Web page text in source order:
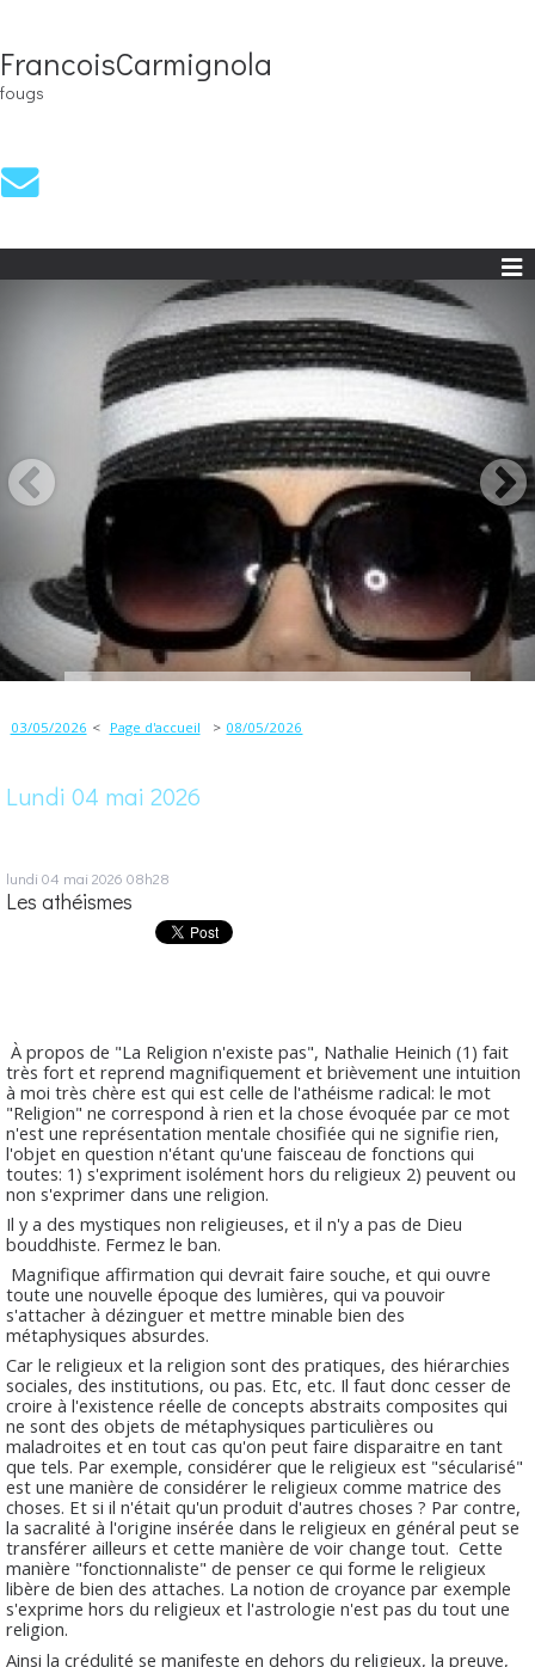
FrancoisCarmignola
fougs
03/05/2026 Page d'accueil 08/05/2026
Lundi 04 mai 2026
lundi 04 mai 2026 08h28
Les athéismes
À propos de "La Religion n'existe pas", Nathalie Heinich (1) fait
très fort et reprend magnifiquement et brièvement une intuition
à moi très chère est qui est celle de l'athéisme radical: le mot
"Religion" ne correspond à rien et la chose évoquée par ce mot
n'est une représentation mentale chosifiée qui ne signifie rien,
l'objet en question n'étant qu'une faisceau de fonctions qui
toutes: 1) s'expriment isolément hors du religieux 2) peuvent ou
non s'exprimer dans une religion.
Il y a des mystiques non religieuses, et il n'y a pas de Dieu
bouddhiste. Fermez le ban.
Magnifique affirmation qui devrait faire souche, et qui ouvre
toute une nouvelle époque des lumières, qui va pouvoir
s'attacher à dézinguer et mettre minable bien des
métaphysiques absurdes.
Car le religieux et la religion sont des pratiques, des hiérarchies
sociales, des institutions, ou pas. Etc, etc. Il faut donc cesser de
croire à l'existence réelle de concepts abstraits composites qui
ne sont des objets de métaphysiques particulières ou
maladroites et en tout cas qu'on peut faire disparaitre en tant
que tels. Par exemple, considérer que le religieux est "sécularisé"
est une manière de considérer le religieux comme matrice des
choses. Et si il n'était qu'un produit d'autres choses ? Par contre,
la sacralité à l'origine insérée dans le religieux en général peut se
transférer ailleurs et cette manière de voir change tout. Cette
manière "fonctionnaliste" de penser ce qui forme le religieux
libère de bien des attaches. La notion de croyance par exemple
s'exprime hors du religieux et l'astrologie n'est pas du tout une
religion.
Ainsi la crédulité se manifeste en dehors du religieux, la preuve,